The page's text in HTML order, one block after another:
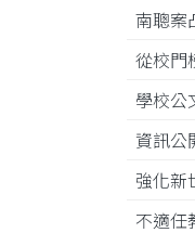
南聰案
從校門
學校
資訊
強化新
不適